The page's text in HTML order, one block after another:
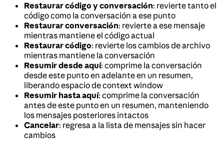
Restaurar código y conversación: revierte tanto el
código como la conversación a ese punto
Restaurar conversación: revierte a ese mensaje
mientras mantiene el código actual
Restaurar código: revierte los cambios de archivo
mientras mantiene la conversación
Resumir desde aquí: comprime la conversación
desde este punto en adelante en un resumen,
liberando espacio de context window
Resumir hasta aquí: comprime la conversación
antes de este punto en un resumen, manteniendo
los mensajes posteriores intactos
Cancelar: regresa a la lista de mensajes sin hacer
cambios